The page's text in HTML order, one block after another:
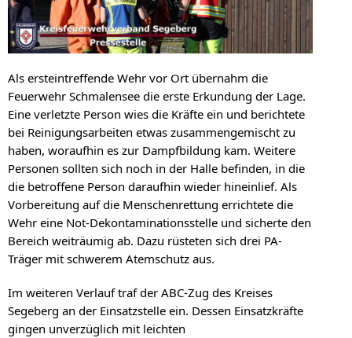
Als ersteintreffende Wehr vor Ort übernahm die
Feuerwehr Schmalensee die erste Erkundung der Lage.
Eine verletzte Person wies die Kräfte ein und berichtete
bei Reinigungsarbeiten etwas zusammengemischt zu
haben, woraufhin es zur Dampfbildung kam. Weitere
Personen sollten sich noch in der Halle befinden, in die
die betroffene Person daraufhin wieder hineinlief. Als
Vorbereitung auf die Menschenrettung errichtete die
Wehr eine Not-Dekontaminationsstelle und sicherte den
Bereich weiträumig ab. Dazu rüsteten sich drei PA-
Träger mit schwerem Atemschutz aus.
Im weiteren Verlauf traf der ABC-Zug des Kreises
Segeberg an der Einsatzstelle ein. Dessen Einsatzkräfte
gingen unverzüglich mit leichten